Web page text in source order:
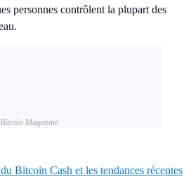
personnes contrôlent la plupart des
Magazine
Bitcoin Cash et les tendances récentes